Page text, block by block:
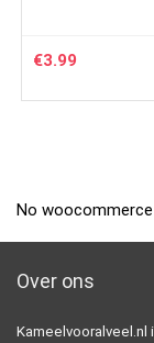
€3.99
No
Over ons
Kameelvooralveel.nl